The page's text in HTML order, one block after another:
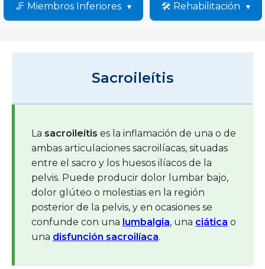
🦵 Miembros Inferiores 🛠️ Rehabilitación
Sacroileítis
La sacroileítis es la inflamación de una o de
ambas articulaciones sacroilíacas, situadas
entre el sacro y los huesos ilíacos de la
pelvis. Puede producir dolor lumbar bajo,
dolor glúteo o molestias en la región
posterior de la pelvis, y en ocasiones se
confunde con una lumbalgia, una ciática o
una disfunción sacroilíaca.